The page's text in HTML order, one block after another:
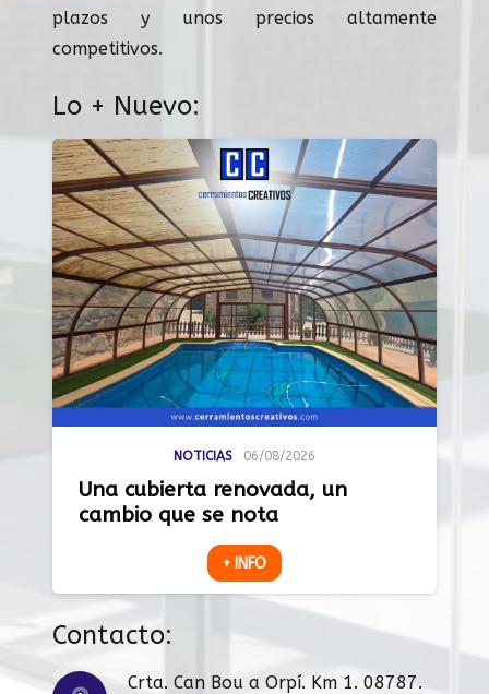
plazos y unos precios altamente
competitivos.
Lo + Nuevo:
NOTICIAS 06/08/2026
Una cubierta renovada, un
cambio que se nota
+ INFO
Contacto:
Crta. Can Bou a Orpí. Km 1. 08787.